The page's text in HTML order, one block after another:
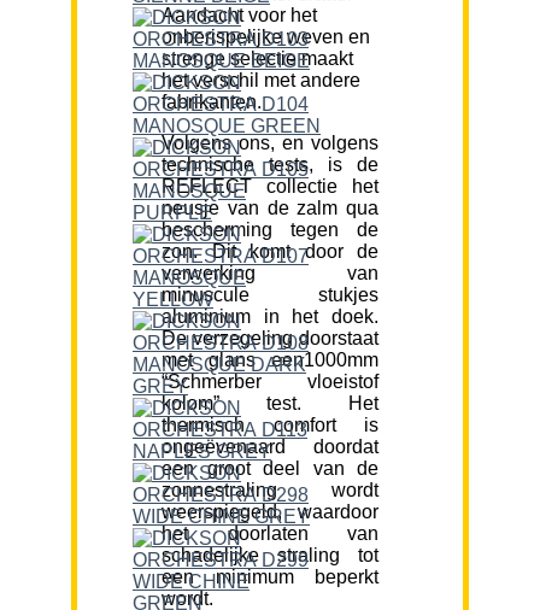
Aandacht voor het
onberispelijke weven en
strenge selectie maakt
het verschil met andere
fabrikanten.
Volgens ons, en volgens
technische tests, is de
REFLECT collectie het
neusje van de zalm qua
bescherming tegen de
zon. Dit komt door de
verwerking van
minuscule stukjes
aluminium in het doek.
De verzegeling doorstaat
met glans een1000mm
“Schmerber vloeistof
kolom” test. Het
thermisch comfort is
ongeëvenaard doordat
een groot deel van de
zonnestraling wordt
weerspiegeld, waardoor
het doorlaten van
schadelijke straling tot
een minimum beperkt
wordt.